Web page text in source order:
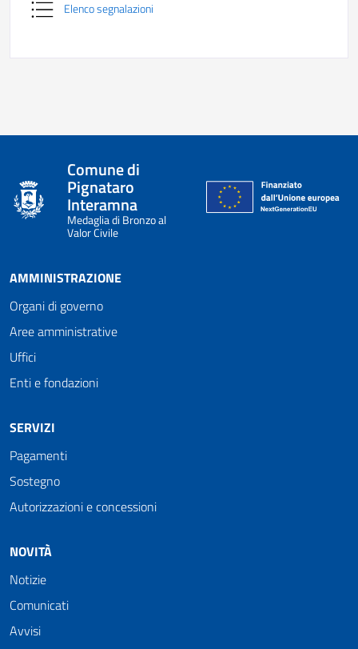
Elenco segnalazioni
Comune di
Pignataro
Interamna
Medaglia di Bronzo al
Valor Civile
AMMINISTRAZIONE
Organi di governo
Aree amministrative
Uffici
Enti e fondazioni
SERVIZI
Pagamenti
Sostegno
Autorizzazioni e concessioni
NOVITÀ
Notizie
Comunicati
Avvisi